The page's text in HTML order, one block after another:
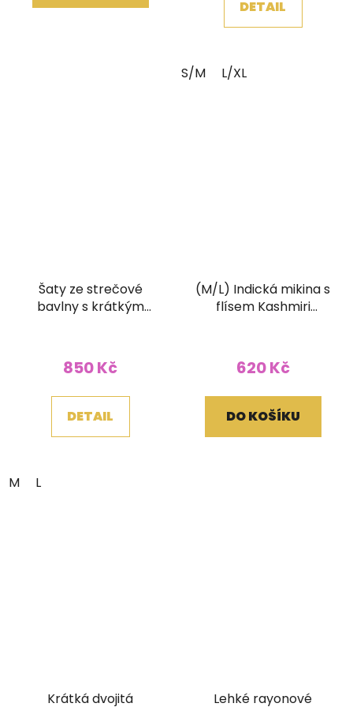
z
DETAIL
S/M L/XL
Šaty ze strečové
bavlny s krátkým
850 Kč
DETAIL
M L
(M/L) Indická mikina s
flísem Kashmiri
620 Kč
DO KOŠÍKU
Krátká dvojitá
Lehké rayonové